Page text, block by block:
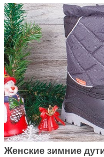
Женские зимние